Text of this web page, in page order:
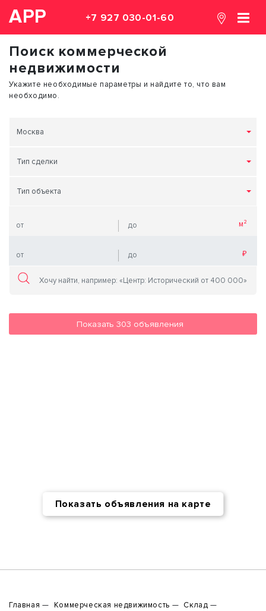
АРР +7 927 030-01-60
Поиск коммерческой
недвижимости
Укажите необходимые параметры и найдите то, что вам
необходимо.
Москва
Тип сделки
Тип объекта
Показать 303 объявления
Показать объявления на карте
Главная Коммерческая недвижимость
Склад